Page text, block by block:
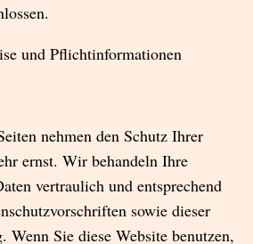
und Pflichtinformationen
nehmen den Schutz Ihrer
ernst. Wir behandeln Ihre
vertraulich und entsprechend
sowie dieser
Wenn Sie diese Website benutzen,